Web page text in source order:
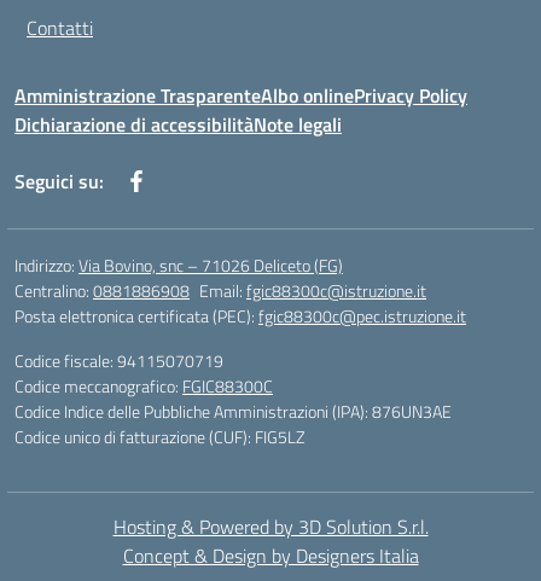
Contatti
Amministrazione TrasparenteAlbo onlinePrivacy Policy
Dichiarazione di accessibilitàNote legali
Seguici su:
Indirizzo:Via Bovino, snc – 71026 Deliceto (FG)
Centralino:0881886908 Email:fgic88300c@istruzione.it
Posta elettronica certificata (PEC):fgic88300c@pec.istruzione.it
Codice fiscale: 94115070719
Codice meccanografico: FGIC88300C
Codice Indice delle Pubbliche Amministrazioni (IPA): 876UN3AE
Codice unico di fatturazione (CUF): FIG5LZ
Hosting & Powered by 3D Solution S.r.l.
Concept & Design by Designers Italia